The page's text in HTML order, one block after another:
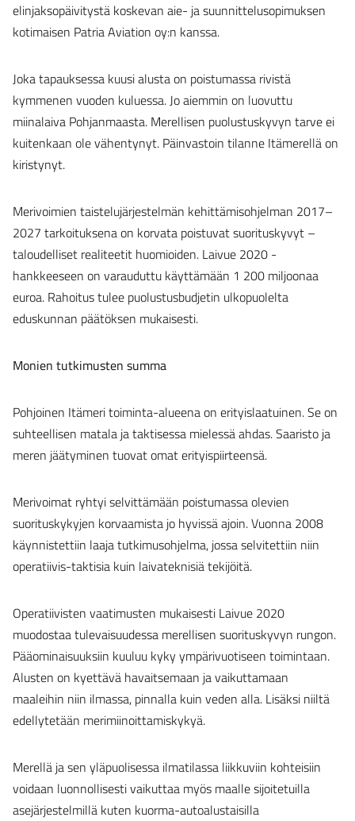
elinjaksopäivitystä koskevan aie- ja suunnittelusopimuksen
kotimaisen Patria Aviation oy:n kanssa.
Joka tapauksessa kuusi alusta on poistumassa rivistä
kymmenen vuoden kuluessa. Jo aiemmin on luovuttu
miinalaiva Pohjanmaasta. Merellisen puolustuskyvyn tarve ei
kuitenkaan ole vähentynyt. Päinvastoin tilanne Itämerellä on
kiristynyt.
Merivoimien taistelujärjestelmän kehittämisohjelman 2017–
2027 tarkoituksena on korvata poistuvat suorituskyvyt –
taloudelliset realiteetit huomioiden. Laivue 2020 -
hankkeeseen on varauduttu käyttämään 1 200 miljoonaa
euroa. Rahoitus tulee puolustusbudjetin ulkopuolelta
eduskunnan päätöksen mukaisesti.
Monien tutkimusten summa
Pohjoinen Itämeri toiminta-alueena on erityislaatuinen. Se on
suhteellisen matala ja taktisessa mielessä ahdas. Saaristo ja
meren jäätyminen tuovat omat erityispiirteensä.
Merivoimat ryhtyi selvittämään poistumassa olevien
suorituskykyjen korvaamista jo hyvissä ajoin. Vuonna 2008
käynnistettiin laaja tutkimusohjelma, jossa selvitettiin niin
operatiivis-taktisia kuin laivateknisiä tekijöitä.
Operatiivisten vaatimusten mukaisesti Laivue 2020
muodostaa tulevaisuudessa merellisen suorituskyvyn rungon.
Pääominaisuuksiin kuuluu kyky ympärivuotiseen toimintaan.
Alusten on kyettävä havaitsemaan ja vaikuttamaan
maaleihin niin ilmassa, pinnalla kuin veden alla. Lisäksi niiltä
edellytetään merimiinoittamiskykyä.
Merellä ja sen yläpuolisessa ilmatilassa liikkuviin kohteisiin
voidaan luonnollisesti vaikuttaa myös maalle sijoitetuilla
asejärjestelmillä kuten kuorma-autoalustaisilla